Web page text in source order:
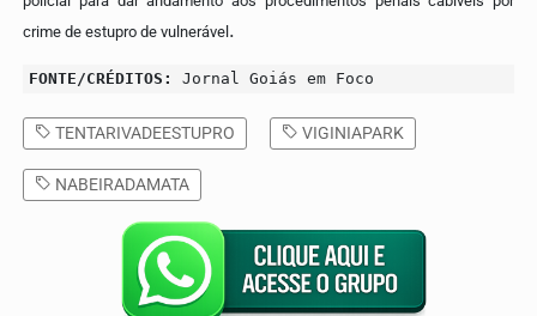
crime de estupro de vulnerável.
FONTE/CRÉDITOS: Jornal Goiás em Foco
TENTARIVADEESTUPRO VIGINIAPARK
NABEIRADAMATA